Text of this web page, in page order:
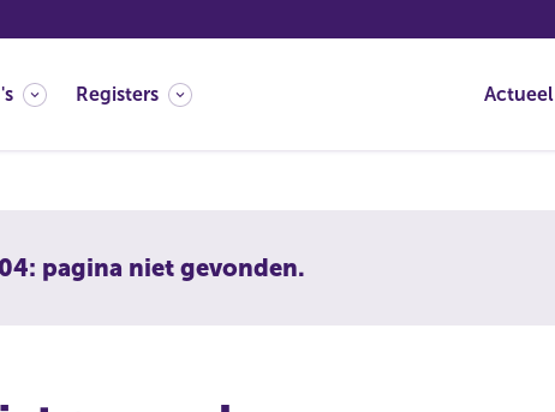
Registers Actueel
pagina niet gevonden.